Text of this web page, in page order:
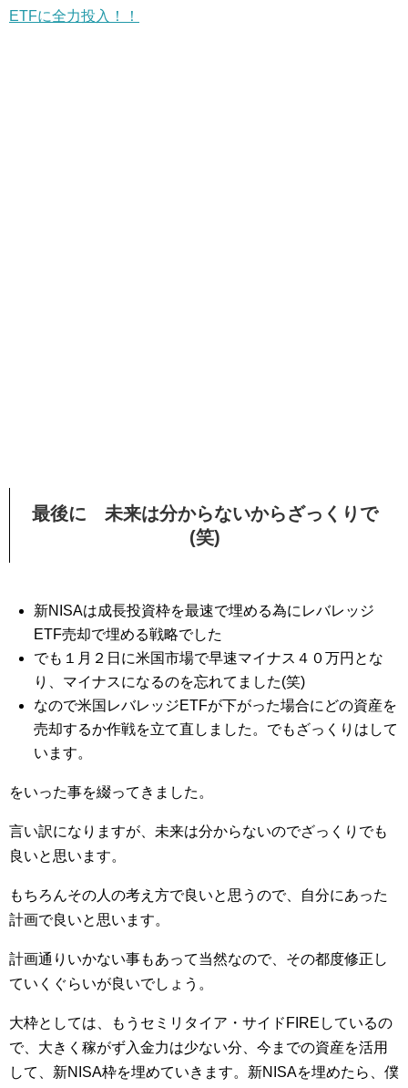
ETFに全力投入！！
最後に 未来は分からないからざっくりで
(笑)
新NISAは成長投資枠を最速で埋める為にレバレッジ
ETF売却で埋める戦略でした
でも１月２日に米国市場で早速マイナス４０万円とな
り、マイナスになるのを忘れてました(笑)
なので米国レバレッジETFが下がった場合にどの資産を
売却するか作戦を立て直しました。でもざっくりはして
います。
をいった事を綴ってきました。
言い訳になりますが、未来は分からないのでざっくりでも
良いと思います。
もちろんその人の考え方で良いと思うので、自分にあった
計画で良いと思います。
計画通りいかない事もあって当然なので、その都度修正し
ていくぐらいが良いでしょう。
大枠としては、もうセミリタイア・サイドFIREしているの
で、大きく稼がず入金力は少ない分、今までの資産を活用
して、新NISA枠を埋めていきます。新NISAを埋めたら、僕